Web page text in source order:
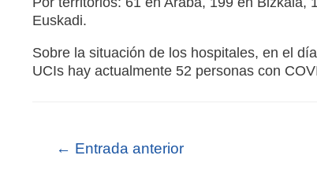
Euskadi.
Sobre la situación de los hospitales, en el
UCIs hay actualmente 52 personas con
← Entrada anterior